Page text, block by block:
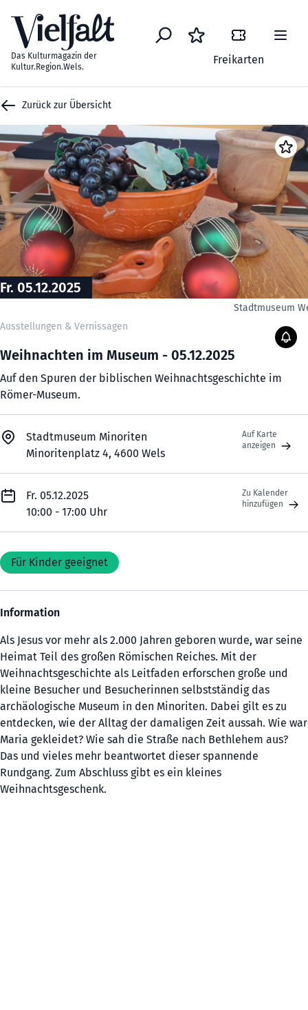
Das Kulturmagazin der
Kultur.Region.Wels.
Freikarten
Zurück zur Übersicht
Fr. 05.12.2025
Stadtmuseum
Ausstellungen & Vernissagen
Weihnachten im Museum - 05.12.2025
Auf den Spuren der biblischen Weihnachtsgeschichte im
Römer-Museum.
Stadtmuseum Minoriten
Minoritenplatz 4, 4600 Wels
Auf Karte
anzeigen
Fr. 05.12.2025
10:00 - 17:00 Uhr
Zu Kalender
hinzufügen
Für Kinder geeignet
Information
Als Jesus vor mehr als 2.000 Jahren geboren wurde, war seine
Heimat Teil des großen Römischen Reiches. Mit der
Weihnachtsgeschichte als Leitfaden erforschen große und
kleine Besucher und Besucherinnen selbstständig das
archäologische Museum in den Minoriten. Dabei gilt es zu
entdecken, wie der Alltag der damaligen Zeit aussah. Wie war
Maria gekleidet? Wie sah die Straße nach Bethlehem aus?
Das und vieles mehr beantwortet dieser spannende
Rundgang. Zum Abschluss gibt es ein kleines
Weihnachtsgeschenk.